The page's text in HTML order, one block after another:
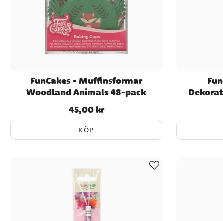
FunCakes - Muffinsformar
Woodland Animals 48-pack
Pris:45,00 kr
45,00 kr
KÖP